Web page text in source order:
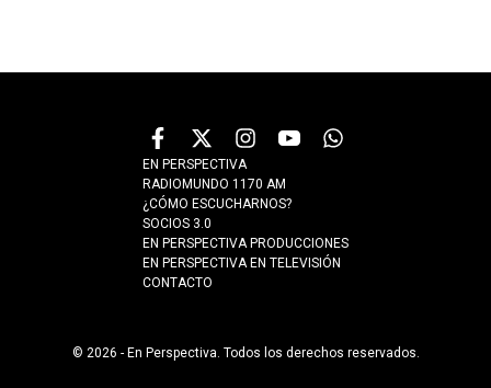
EN PERSPECTIVA
RADIOMUNDO 1170 AM
¿CÓMO ESCUCHARNOS?
SOCIOS 3.0
EN PERSPECTIVA PRODUCCIONES
EN PERSPECTIVA EN TELEVISIÓN
CONTACTO
© 2026 - En Perspectiva. Todos los derechos reservados.